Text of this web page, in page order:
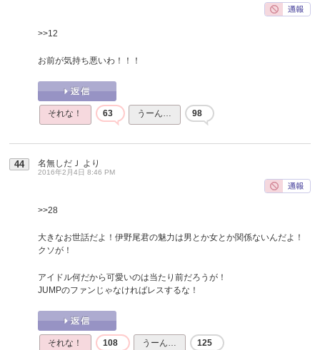
>>12
お前が気持ち悪いわ！！！
それな！ 63 うーん… 98
44 名無しだＪ より
2016年2月4日 8:46 PM
>>28
大きなお世話だよ！伊野尾君の魅力は男とか女とか関係ないんだよ！
クソが！
アイドル何だから可愛いのは当たり前だろうが！
JUMPのファンじゃなければレスするな！
それな！ 108 うーん… 125